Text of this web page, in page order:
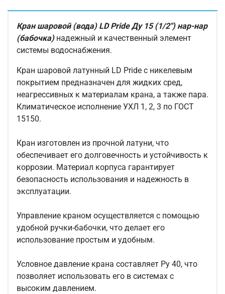
Кран шаровой (вода) LD Pride Ду 15 (1/2") нар-нар
(бабочка) надежный и качественный элемент
системы водоснабжения.
Кран шаровой латунный LD Pride с никелевым
покрытием предназначен для жидких сред,
неагрессивных к материалам крана, а также пара.
Климатическое исполнение УХЛ 1, 2, 3 по ГОСТ
15150.
Кран изготовлен из прочной латуни, что
обеспечивает его долговечность и устойчивость к
коррозии. Материал корпуса гарантирует
безопасность использования и надежность в
эксплуатации.
Управление краном осуществляется с помощью
удобной ручки-бабочки, что делает его
использование простым и удобным.
Условное давление крана составляет Ру 40, что
позволяет использовать его в системах с
высоким давлением.